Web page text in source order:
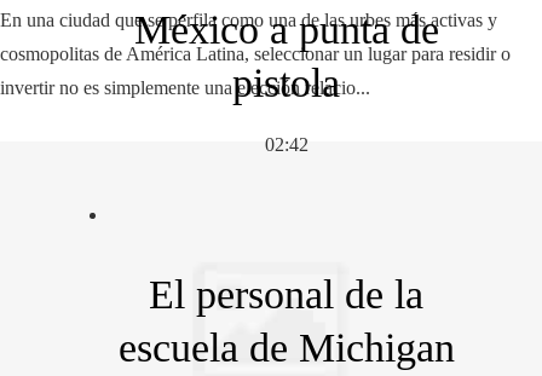
México a punta de
pistola
02:42
El personal de la
escuela de Michigan
En una ciudad que se perfila como una de las urbes más activas y
cosmopolitas de América Latina, seleccionar un lugar para residir o
invertir no es simplemente una elección relacio...